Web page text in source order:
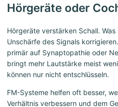
Hörgeräte oder
Hörgeräte verstärken Schall.
Unschärfe des Signals
primär auf Synaptopathie oder
bringt mehr Lautstärke meist
können nur nicht entschlüsseln.
FM-Systeme helfen oft besser,
Verhältnis verbessern und dem